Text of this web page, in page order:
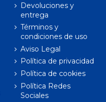
Devoluciones y
entrega
Términos y
condiciones de uso
Aviso Legal
Política de privacidad
Política de cookies
Política Redes
Sociales